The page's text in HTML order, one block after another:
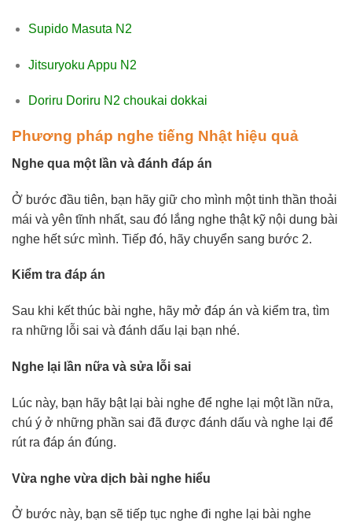
Supido Masuta N2
Jitsuryoku Appu N2
Doriru Doriru N2 choukai dokkai
Phương pháp nghe tiếng Nhật hiệu quả
Nghe qua một lần và đánh đáp án
Ở bước đầu tiên, bạn hãy giữ cho mình một tinh thần thoải
mái và yên tĩnh nhất, sau đó lắng nghe thật kỹ nội dung bài
nghe hết sức mình. Tiếp đó, hãy chuyển sang bước 2.
Kiểm tra đáp án
Sau khi kết thúc bài nghe, hãy mở đáp án và kiểm tra, tìm
ra những lỗi sai và đánh dấu lại bạn nhé.
Nghe lại lần nữa và sửa lỗi sai
Lúc này, bạn hãy bật lại bài nghe để nghe lại một lần nữa,
chú ý ở những phần sai đã được đánh dấu và nghe lại để
rút ra đáp án đúng.
Vừa nghe vừa dịch bài nghe hiểu
Ở bước này, bạn sẽ tiếp tục nghe đi nghe lại bài nghe